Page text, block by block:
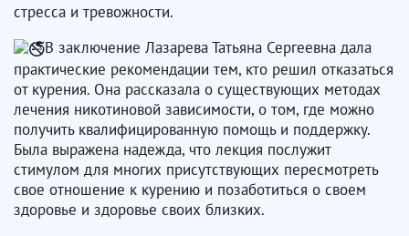
стресса и тревожности.
В заключение Лазарева Татьяна Сергеевна дала
практические рекомендации тем, кто решил отказаться
от курения. Она рассказала о существующих методах
лечения никотиновой зависимости, о том, где можно
получить квалифицированную помощь и поддержку.
Была выражена надежда, что лекция послужит
стимулом для многих присутствующих пересмотреть
свое отношение к курению и позаботиться о своем
здоровье и здоровье своих близких.